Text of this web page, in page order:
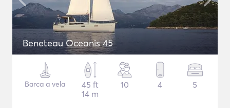
Beneteau Oceanis 45
Barca a vela
45 ft
14 m
10 4 5